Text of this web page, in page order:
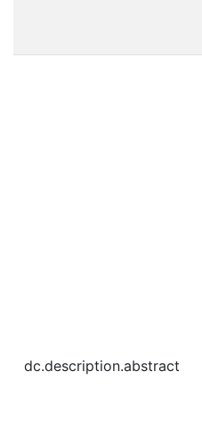
dc.description.abstract